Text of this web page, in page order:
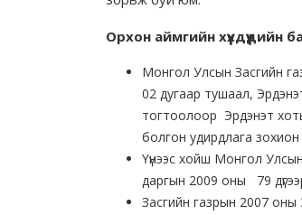
Орхон аймгийн хүүхдүүдийн
Монгол Улсын Засгийн
02 дугаар тушаал,
тогтоолоор Эрдэнэт
болгон удирдлага
Үүнээс хойш Монгол
даргын 2009 оны 79
Засгийн газрын 2007 оны